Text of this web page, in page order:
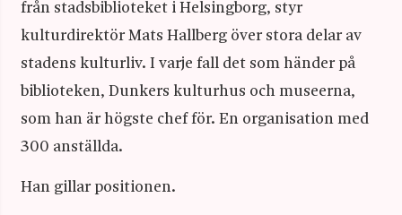
från stadsbiblioteket i Helsingborg, styr
kulturdirektör Mats Hallberg över stora delar av
stadens kulturliv. I varje fall det som händer på
biblioteken, Dunkers kulturhus och museerna,
som han är högste chef för. En organisation med
300 anställda.
Han gillar positionen.